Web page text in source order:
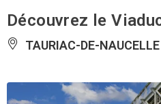
Découvrez le
TAURIAC-DE-NAUCELLE